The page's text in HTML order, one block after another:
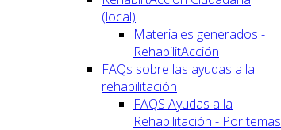
(local)
Materiales generados -
RehabilitAcción
FAQs sobre las ayudas a la
rehabilitación
FAQS Ayudas a la
Rehabilitación - Por temas